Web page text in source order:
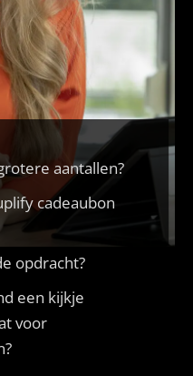
aantallen?
cadeaubon
opdracht?
een kijkje
voor